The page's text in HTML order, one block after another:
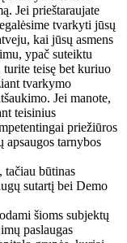
Jei prieštaraujate
tvarkyti jūsų
kai jūsų asmens
ypač suteiktu
teisę bet kuriuo
tvarkymo
Jei manote,
teisinius
priežiūros
apsaugos tarnybos
tačiau būtinas
sutartį bei Demo
šioms subjektų
paslaugas